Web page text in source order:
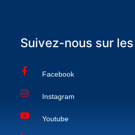
Suivez-nous sur
Facebook
Instagram
Youtube